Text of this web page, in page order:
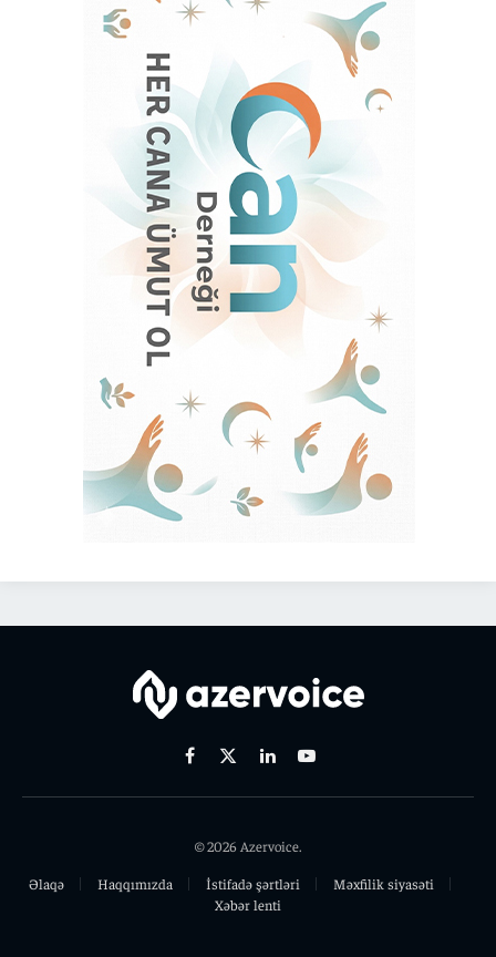
Facebook
X
LinkedinYoutube
© 2026 Azervoice.
Əlaqə
Haqqımızda İstifadə şərtləri
Məxfilik siyasəti
Xəbər lenti